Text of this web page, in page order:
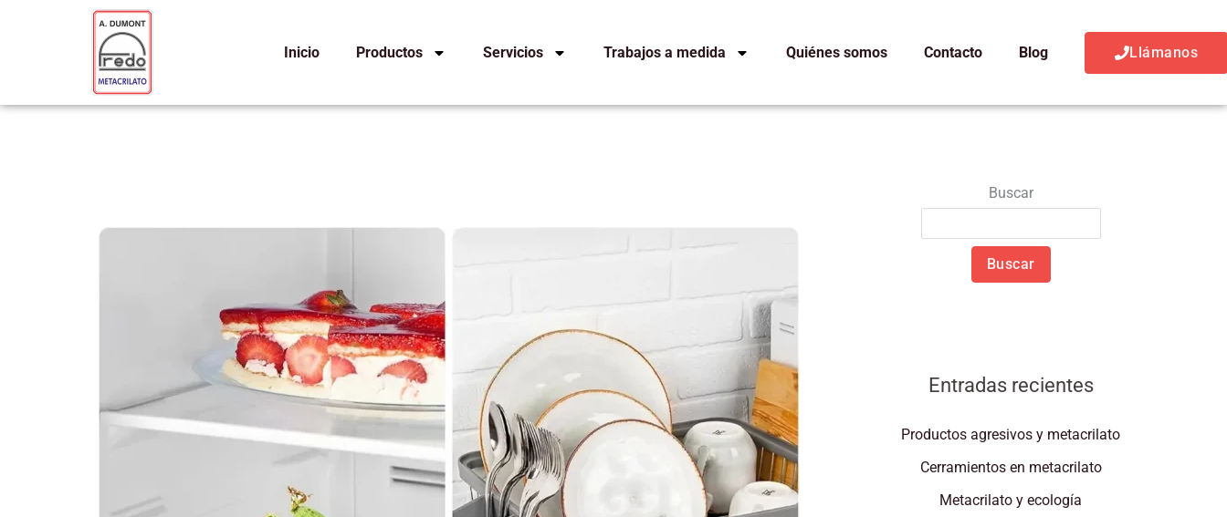
Inicio Productos Servicios Trabajos a medida Quiénes somos Contacto Blog Llámanos
Buscar
Buscar
Entradas recientes
Productos agresivos y metacrilato
Cerramientos en metacrilato
Metacrilato y ecología